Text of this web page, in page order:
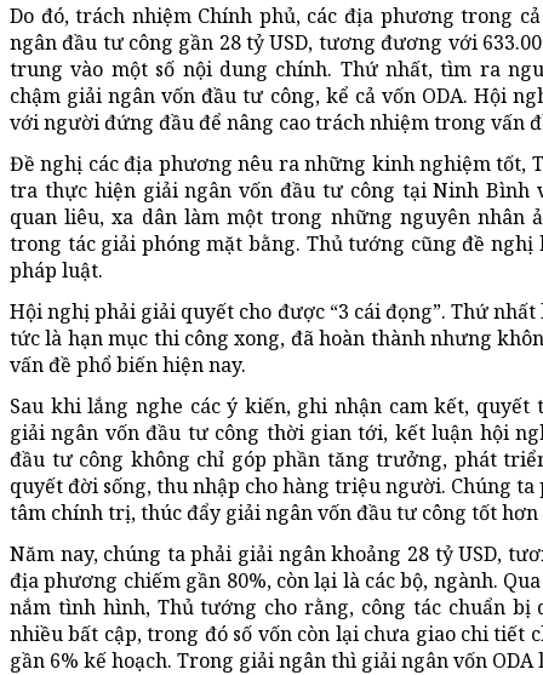
Do đó, trách nhiệm Chính phủ, các địa phương trong
ngân đầu tư công gần 28 tỷ USD, tương đương với
trung vào một số nội dung chính. Thứ nhất, tìm ra
chậm giải ngân vốn đầu tư công, kể cả vốn ODA. Hội
với người đứng đầu để nâng cao trách nhiệm trong vấn
Đề nghị các địa phương nêu ra những kinh nghiệm tốt,
tra thực hiện giải ngân vốn đầu tư công tại Ninh Bình
quan liêu, xa dân làm một trong những nguyên nhân
trong tác giải phóng mặt bằng. Thủ tướng cũng đề
pháp luật.
Hội nghị phải giải quyết cho được “3 cái đọng”. Thứ
tức là hạn mục thi công xong, đã hoàn thành nhưng
vấn đề phổ biến hiện nay.
Sau khi lắng nghe các ý kiến, ghi nhận cam kết,
giải ngân vốn đầu tư công thời gian tới, kết luận hội
đầu tư công không chỉ góp phần tăng trưởng, phát
quyết đời sống, thu nhập cho hàng triệu người. Chúng
tâm chính trị, thúc đẩy giải ngân vốn đầu tư công tốt hơn
Năm nay, chúng ta phải giải ngân khoảng 28 tỷ USD,
địa phương chiếm gần 80%, còn lại là các bộ, ngành.
nắm tình hình, Thủ tướng cho rằng, công tác chuẩn
nhiều bất cập, trong đó số vốn còn lại chưa giao chi tiết
gần 6% kế hoạch. Trong giải ngân thì giải ngân vốn ODA